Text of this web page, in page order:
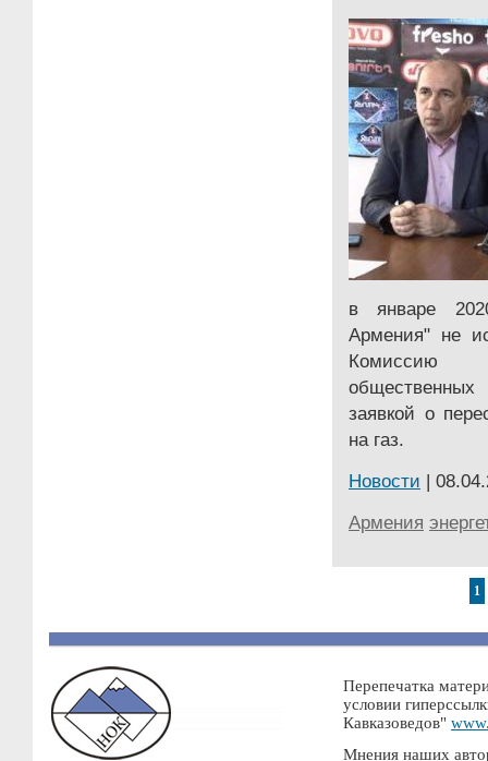
в январе
Армения" не
Комиссию
заявкой о
на газ.
Новости |
Армения
1
Перепечатка
условии
Кавказоведов"
Мнения наших